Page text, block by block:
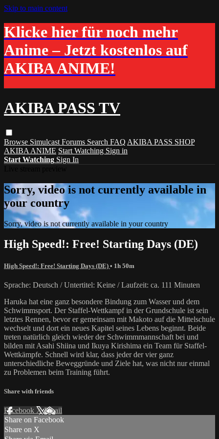
Skip to main content
Klicke hier für noch mehr
Anime – Jetzt kostenlos auf
AKIBA ANIME!
AKIBA PASS TV
Browse Simulcast Forums Search FAQ AKIBA PASS SHOP
AKIBA ANIME Start Watching Sign in
Start Watching Sign In
Sorry, video is not currently available in
your country
Sorry, video is not currently available in your country
High Speed!: Free! Starting Days (DE)
High Speed!: Free! Starting Days (DE) • 1h 50m
Sprache: Deutsch / Untertitel: Keine / Laufzeit: ca. 111 Minuten
Haruka hat eine ganz besondere Bindung zum Wasser und dem
Schwimmsport. Der Staffel-Wettkampf in der Grundschule ist sein
letztes Rennen, bevor er gemeinsam mit Makoto auf die Mittelschule
wechselt und dort ein neues Kapitel seines Lebens beginnt. Beide
treten natürlich gleich wieder der Schwimmmannschaft bei und
bilden mit Asahi Shiina und Ikuya Kirishima ein Team für Staffel-
Wettkämpfe. Schnell wird klar, dass jeder der vier ganz
unterschiedliche Beweggründe und Ziele hat, was nicht nur einmal
zu Problemen beim Training führt.
Share with friends
Facebook XEmail
Share on Facebook
Share on X